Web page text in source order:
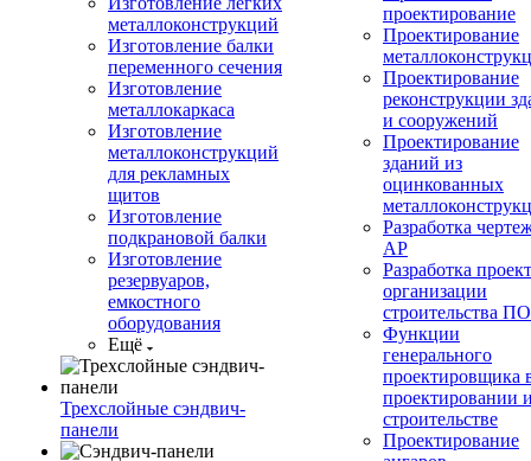
металлоконструкций
Изготовление балки
переменного сечения
Изготовление
металлокаркаса
Изготовление
металлоконструкций
для рекламных
щитов
Изготовление
подкрановой балки
Изготовление
резервуаров,
емкостного
оборудования
Ещё
Трехслойные сэндвич-
панели
проектирование
Проектирование
Проектирование
реконструкции
и сооружений
Проектирование
зданий из
оцинкованных
Разработка
АР
Разработка
организации
строительства
Функции
генерального
проектировщика
проектировании
строительстве
Проектирование